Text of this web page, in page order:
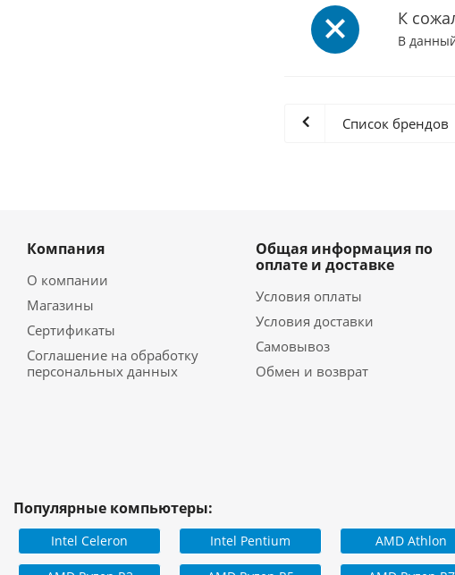
К
В
Список брендов
Компания
О компании
Магазины
Сертификаты
Соглашение на обработку
персональных данных
Общая информация по
оплате и доставке
Условия оплаты
Условия доставки
Самовывоз
Обмен и возврат
Популярные компьютеры:
Intel Celeron Intel Pentium AMD Athlon